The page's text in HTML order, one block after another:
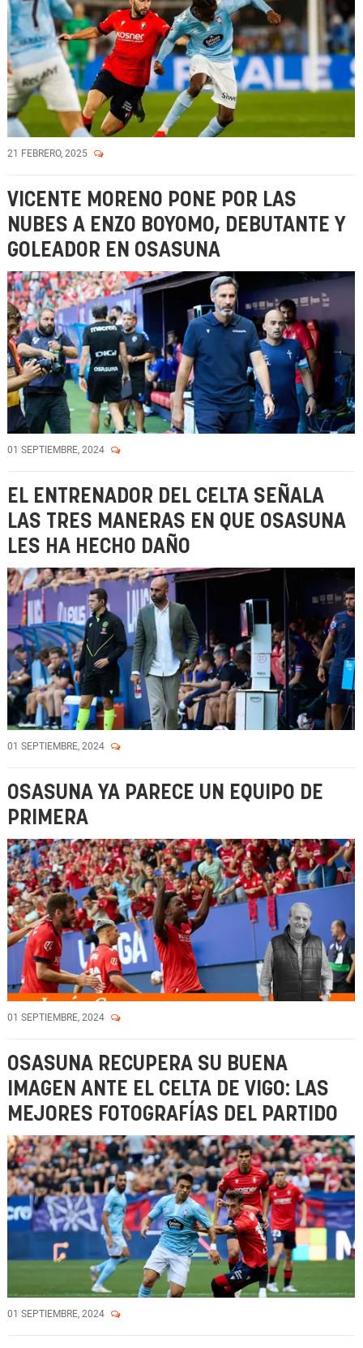
21 FEBRERO, 2025
VICENTE MORENO PONE POR LAS
NUBES A ENZO BOYOMO, DEBUTANTE Y
GOLEADOR EN OSASUNA
01 SEPTIEMBRE, 2024
EL ENTRENADOR DEL CELTA SEÑALA
LAS TRES MANERAS EN QUE OSASUNA
LES HA HECHO DAÑO
01 SEPTIEMBRE, 2024
OSASUNA YA PARECE UN EQUIPO DE
PRIMERA
01 SEPTIEMBRE, 2024
OSASUNA RECUPERA SU BUENA
IMAGEN ANTE EL CELTA DE VIGO: LAS
MEJORES FOTOGRAFÍAS DEL PARTIDO
01 SEPTIEMBRE, 2024